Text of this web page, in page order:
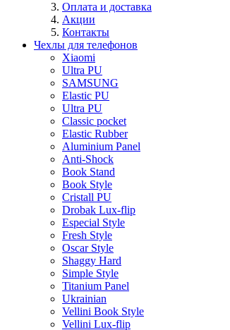
Оплата и доставка
Акции
Контакты
Чехлы для телефонов
Xiaomi
Ultra PU
SAMSUNG
Elastic PU
Ultra PU
Classic pocket
Elastic Rubber
Aluminium Panel
Anti-Shock
Book Stand
Book Style
Cristall PU
Drobak Lux-flip
Especial Style
Fresh Style
Oscar Style
Shaggy Hard
Simple Style
Titanium Panel
Ukrainian
Vellini Book Style
Vellini Lux-flip